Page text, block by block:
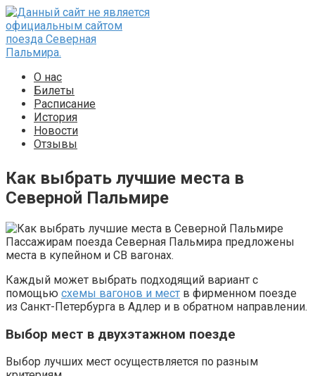
Перейти
к
контенту
О нас
Билеты
Расписание
История
Новости
Отзывы
Как выбрать лучшие места в
Северной Пальмире
Пассажирам поезда Северная Пальмира предложены
места в купейном и СВ вагонах.
Каждый может выбрать подходящий вариант с
помощью схемы вагонов и мест в фирменном поезде
из Санкт-Петербурга в Адлер и в обратном направлении.
Выбор мест в двухэтажном поезде
Выбор лучших мест осуществляется по разным